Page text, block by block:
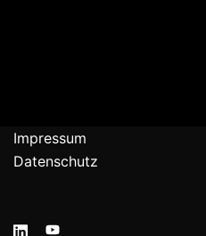
Impressum
Datenschutz